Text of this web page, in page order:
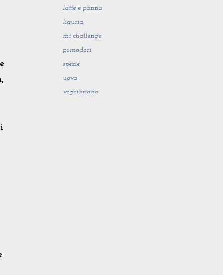
latte e panna
liguria
mt challenge
pomodori
spezie
uova
vegetariano